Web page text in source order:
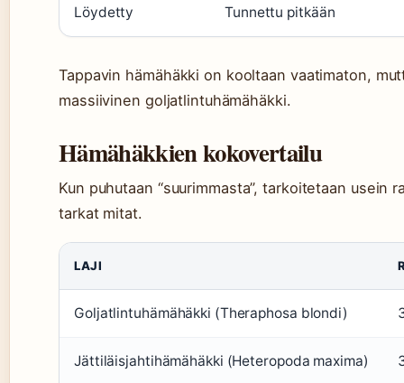
Löydetty Tunnettu pitkään
Tappavin hämähäkki on kooltaan vaatimaton,
massiivinen goljatlintuhämähäkki.
Hämähäkkien kokovertailu
Kun puhutaan “suurimmasta”, tarkoitetaan usein
tarkat mitat.
LAJI
Goljatlintuhämähäkki (Theraphosa blondi)
Jättiläisjahtihämähäkki (Heteropoda maxima)